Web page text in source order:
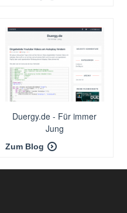
Duergy.de - Für immer
Jung
Zum Blog